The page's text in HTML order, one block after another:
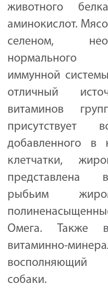
животного
аминокислот.
селеном,
нормального
иммунной
отличный
витаминов
добавленного в
клетчатки,
представлена
рыбьим
Омега. Также
витаминно-
восполняющий
собаки.